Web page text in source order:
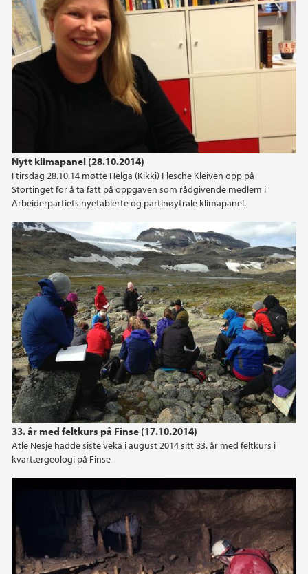
Nytt klimapanel (28.10.2014)
I tirsdag 28.10.14 møtte Helga (Kikki) Flesche Kleiven opp på
Stortinget for å ta fatt på oppgaven som rådgivende medlem i
Arbeiderpartiets nyetablerte og partinøytrale klimapanel.
33. år med feltkurs på Finse (17.10.2014)
Atle Nesje hadde siste veka i august 2014 sitt 33. år med feltkurs i
kvartærgeologi på Finse
april (1)
februar (1)
januar (2)
2024
2023
2021
2019
2018
2017
2016
2015
2014
2012
2011
2010